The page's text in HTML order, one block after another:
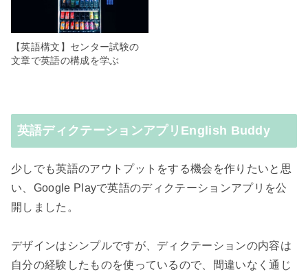
【英語構文】センター試験の
文章で英語の構成を学ぶ
英語ディクテーションアプリEnglish Buddy
少しでも英語のアウトプットをする機会を作りたいと思
い、Google Playで英語のディクテーションアプリを公
開しました。
デザインはシンプルですが、ディクテーションの内容は
自分の経験したものを使っているので、間違いなく通じ